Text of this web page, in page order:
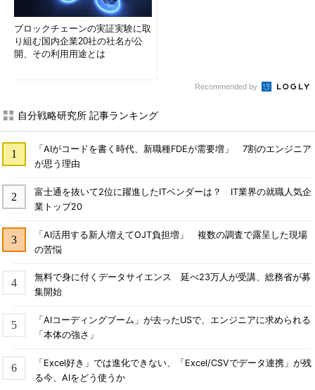
ブロックチェーンの実証実験に取
り組む国内企業20社の社名が公
開、その利用用途とは
Recommended by
自分戦略研究所 記事ランキング
「AIがコードを書く時代、新職種FDEが需要増」 7割のエンジニア
が思う理由
富士通を抜いて2位に躍進したITベンダーは？ IT業界の就職人気企
業トップ20
「AI活用する新人増えてOJT負担増」 複数の調査で露呈した現場
の苦悩
無料で身に付くデータサイエンス 延べ23万人が受講、総務省が募
集開始
「AIコーディングブーム」が去ったUSで、エンジニアに求められる
「本体の強さ」
「Excel好き」では進化できない、「Excel/CSVでデータ連携」が残
る今、AIをどう使うか